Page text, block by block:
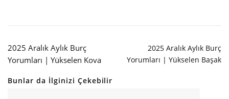
2025 Aralık Aylık Burç
Yorumları | Yükselen Kova
2025 Aralık Aylık Burç
Yorumları | Yükselen Başak
Bunlar da İlginizi Çekebilir